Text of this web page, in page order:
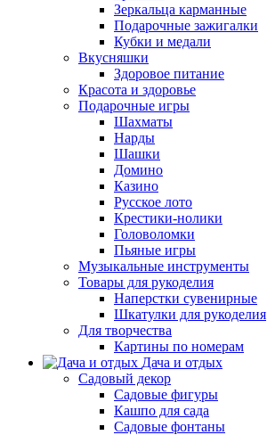
Зеркальца карманные
Подарочные зажигалки
Кубки и медали
Вкусняшки
Здоровое питание
Красота и здоровье
Подарочные игры
Шахматы
Нарды
Шашки
Домино
Казино
Русское лото
Крестики-нолики
Головоломки
Пьяные игры
Музыкальные инструменты
Товары для рукоделия
Наперстки сувенирные
Шкатулки для рукоделия
Для творчества
Картины по номерам
Дача и отдых
Садовый декор
Садовые фигуры
Кашпо для сада
Садовые фонтаны